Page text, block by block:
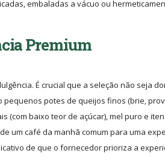
embaladas a vácuo ou
Premium
É crucial que a seleção não seja
pequenos potes de queijos finos (brie,
(com baixo teor de açúcar), mel puro e
um café da manhã comum para uma
de que o fornecedor prioriza a